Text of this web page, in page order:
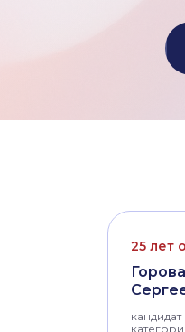
25 лет